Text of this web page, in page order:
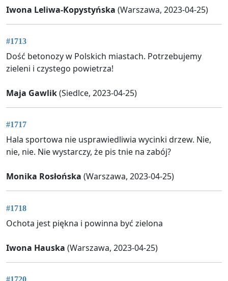
Iwona Leliwa-Kopystyńska (Warszawa, 2023-04-25)
#1713
Dość betonozy w Polskich miastach. Potrzebujemy
zieleni i czystego powietrza!
Maja Gawlik(Siedlce, 2023-04-25)
#1717
Hala sportowa nie usprawiedliwia wycinki drzew. Nie,
nie, nie. Nie wystarczy, że pis tnie na zabój?
Monika Rosłońska (Warszawa, 2023-04-25)
#1718
Ochota jest piękna i powinna być zielona
Iwona Hauska (Warszawa, 2023-04-25)
#1720